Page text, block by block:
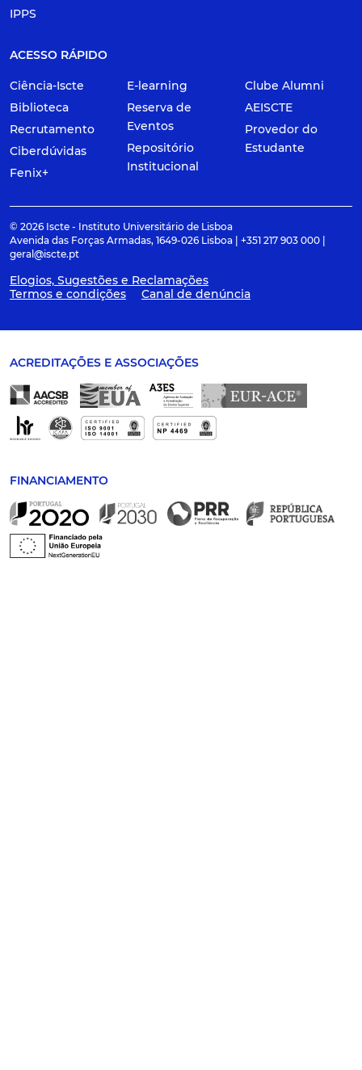
IPPS
ACESSO RÁPIDO
Ciência-Iscte
Biblioteca
Recrutamento
Ciberdúvidas
Fenix+
E-learning
Reserva de
Eventos
Repositório
Institucional
Clube Alumni
AEISCTE
Provedor do
Estudante
© 2026 Iscte - Instituto Universitário de Lisboa
Avenida das Forças Armadas, 1649-026 Lisboa | +351 217 903 000 |
geral@iscte.pt
Elogios, Sugestões e Reclamações
Termos e condições
Canal de denúncia
ACREDITAÇÕES E ASSOCIAÇÕES
FINANCIAMENTO